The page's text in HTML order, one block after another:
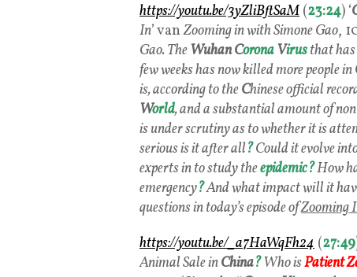
https://youtu.be/3yZliBftSaM (23:24) ‘
In’ vanZooming in with Simone Gao,
Gao. The WuhanCorona Virusthat
few weeks has now killed more people in
is, according to theChinese official
World, and a substantial amount of
is under scrutiny as to whether it is
serious is it after all?Could it evolve
experts in to study theepidemic?How
emergency?And what impact will it
questions in today’s episode ofZooming
https://youtu.be/_a7HaWqFh24 (27:49
Animal Sale inChina? Who isPatient